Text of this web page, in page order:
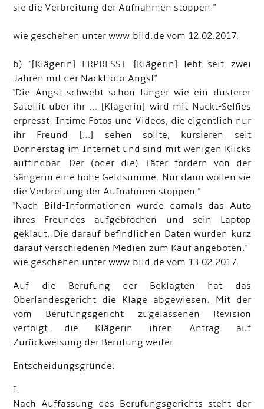
sie die Verbreitung der Aufnahmen stoppen."
wie geschehen unter www.bild.de vom 12.02.2017;
b) "[Klägerin] ERPRESST [Klägerin] lebt seit zwei
Jahren mit der Nacktfoto-Angst"
"Die Angst schwebt schon länger wie ein düsterer
Satellit über ihr … [Klägerin] wird mit Nackt-Selfies
erpresst. Intime Fotos und Videos, die eigentlich nur
ihr Freund […] sehen sollte, kursieren seit
Donnerstag im Internet und sind mit wenigen Klicks
auffindbar. Der (oder die) Täter fordern von der
Sängerin eine hohe Geldsumme. Nur dann wollen sie
die Verbreitung der Aufnahmen stoppen."
"Nach Bild-Informationen wurde damals das Auto
ihres Freundes aufgebrochen und sein Laptop
geklaut. Die darauf befindlichen Daten wurden kurz
darauf verschiedenen Medien zum Kauf angeboten."
wie geschehen unter www.bild.de vom 13.02.2017.
Auf die Berufung der Beklagten hat das
Oberlandesgericht die Klage abgewiesen. Mit der
vom Berufungsgericht zugelassenen Revision
verfolgt die Klägerin ihren Antrag auf
Zurückweisung der Berufung weiter.
Entscheidungsgründe:
I.
Nach Auffassung des Berufungsgerichts steht der